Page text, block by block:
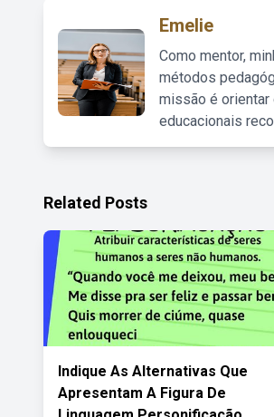
Emelie
Como mentor,
métodos
missão é orientar
educacionais
Related Posts
Indique As Alternativas Que
Apresentam A Figura De